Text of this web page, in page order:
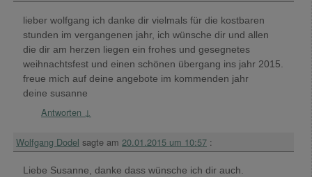
lieber wolfgang ich danke dir vielmals für die kostbaren
stunden im vergangenen jahr, ich wünsche dir und allen
die dir am herzen liegen ein frohes und gesegnetes
weihnachtsfest und einen schönen übergang ins jahr 2015.
freue mich auf deine angebote im kommenden jahr
deine susanne
Antworten ↓
Wolfgang Dodel sagte am 20.01.2015 um 10:57 :
Liebe Susanne, danke dass wünsche ich dir auch.